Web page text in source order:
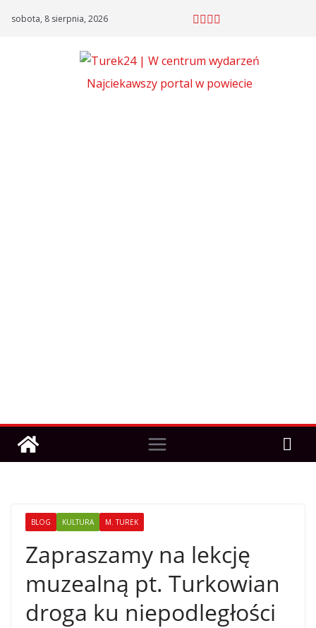
sobota, 8 sierpnia, 2026
Najciekawszy portal w powiecie
BLOG KULTURA M. TUREK
Zapraszamy na lekcję
muzealną pt. Turkowian
droga ku niepodległości